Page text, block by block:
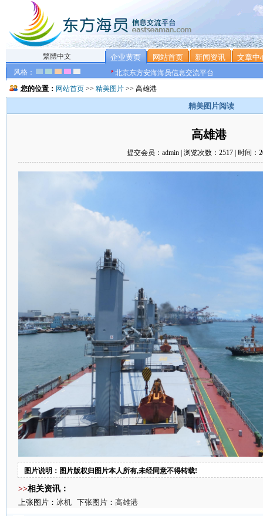
繁體中文
风格：
企业黄页 网站首页 新闻资讯 文章中
北京东方安海海员信息交流平台
您的位置： 网站首页 >> 精美图片 >> 高雄港
精美图片阅读
高雄港
提交会员：admin | 浏览次数：2517 | 时间：
图片说明：图片版权归图片本人所有,未经同意不得转载!
>>相关资讯：
上张图片： 冰机 下张图片： 高雄港